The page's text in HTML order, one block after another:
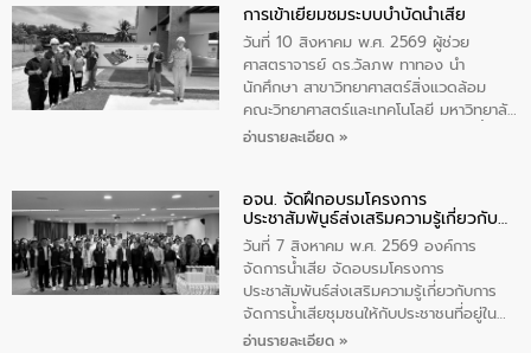
ความรู้แก่นักเรียนชั้นมัธยมปีที่ 1 โรงเรียน
วัดสว่างอารมณ์ ในเขตเทศบาลตำบลราไวย์
เพื่อส่งเสริมความรู้ด้านการจัดการน้ำเสีย
การบำบัดน้ำเสียเบื้องต้นในครัวเรือน และ
สร้างจิตสำนึกในการอนุรักษ์สิ่งแวดล้อม ใน
การนี้ นายเทมส์ ไกรทัศน์ นายกเทศมนตรี
ตำบลราไวย์ เป็นประธานกล่าวเปิดงาน
การเข้าเยี่ยมชมระบบบำบัดน้ำเสีย
วันที่ 10 สิงหาคม พ.ศ. 2569 ผู้ช่วย
ศาสตราจารย์ ดร.วัลภพ ทาทอง นำ
นักศึกษา สาขาวิทยาศาสตร์สิ่งแวดล้อม
คณะวิทยาศาสตร์และเทคโนโลยี มหาวิทยาลัย
ราชภัฏเลย เข้าศึกษาดูงานระบบบำบัดน้ำเสีย
วิศวกร ให้การต้อนรับ และบรรยายให้ความ
รู้
อ่านรายละเอียด »
อจน. จัดฝึกอบรมโครงการ
ประชาสัมพันธ์ส่งเสริมความรู้เกี่ยวกับ
การจัดการน้ำเสีย
วันที่ 7 สิงหาคม พ.ศ. 2569 องค์การ
จัดการน้ำเสีย จัดอบรมโครงการ
ประชาสัมพันธ์ส่งเสริมความรู้เกี่ยวกับการ
จัดการน้ำเสียชุมชนให้กับประชาชนที่อยู่ใน
เขตพื้นที่เทศบาลเมืองอุทัยธานี จำนวน 100
อ่านรายละเอียด »